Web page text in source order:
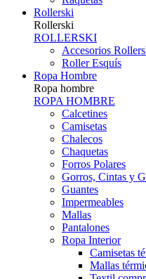
Rollerski
Rollerski
ROLLERSKI
Accesorios
Roller Esquís
Ropa Hombre
Ropa hombre
ROPA HOMBRE
Calcetines
Camisetas
Chalecos
Chaquetas
Forros Polares
Gorros, Cintas y
Guantes
Impermeables
Mallas
Pantalones
Ropa Interior
Camisetas
Mallas